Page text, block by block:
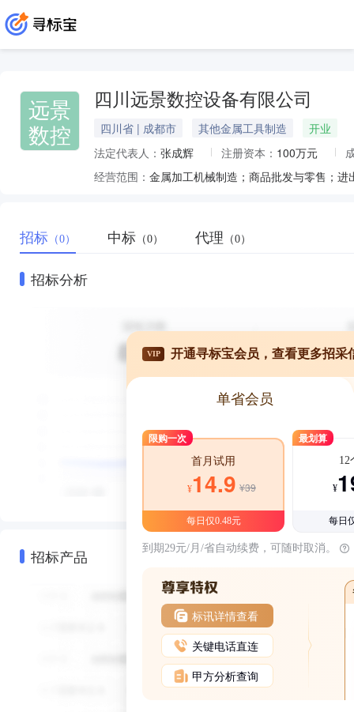
远景
数控
四川远景数控设备有限公司
四川省 | 成都市 其他金属工具制造
开业
法定代表人： 张成辉 注册资本： 100万元
经营范围：
招标 （0） 中标 （0） 代理 （0）
招标分析
招标产品
VIP 开通寻标宝会员，查看更多招采
单省会员
限购一次
首月试用
¥14.9 ¥39
每日仅0.48元
最划算
12
¥
每日
到期29元/月/省自动续费，可随时取消。
标讯详情查看
关键电话直连
甲方分析查询